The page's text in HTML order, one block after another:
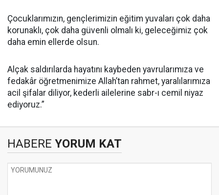
Çocuklarımızın, gençlerimizin eğitim yuvaları çok daha
korunaklı, çok daha güvenli olmalı ki, geleceğimiz çok
daha emin ellerde olsun.
Alçak saldırılarda hayatını kaybeden yavrularımıza ve
fedakâr öğretmenimize Allah’tan rahmet, yaralılarımıza
acil şifalar diliyor, kederli ailelerine sabr-ı cemil niyaz
ediyoruz.”
HABERE YORUM KAT